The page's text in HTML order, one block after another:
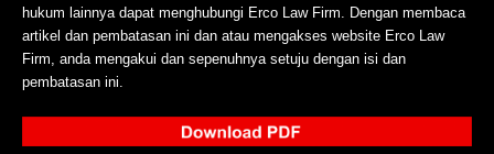
hukum lainnya dapat menghubungi Erco Law Firm. Dengan membaca
artikel dan pembatasan ini dan atau mengakses website Erco Law
Firm, anda mengakui dan sepenuhnya setuju dengan isi dan
pembatasan ini.